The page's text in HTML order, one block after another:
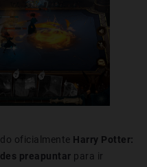
oficialmente Harry Potter:
preapuntar para ir